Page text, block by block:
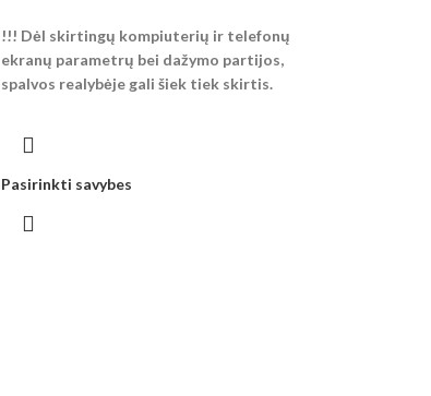
!!! Dėl skirtingų kompiuterių ir telefonų
ekranų parametrų bei dažymo partijos,
spalvos realybėje gali šiek tiek skirtis.
Pasirinkti savybes